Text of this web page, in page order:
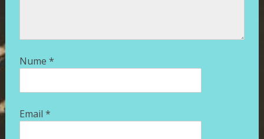
Nume *
Email *